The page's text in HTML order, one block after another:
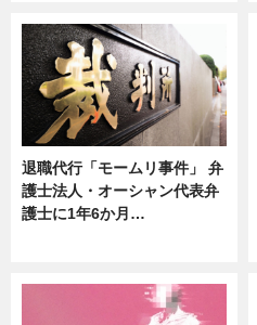
退職代行「モームリ事件」 弁
護士法人・オーシャン代表弁
護士に1年6か月…